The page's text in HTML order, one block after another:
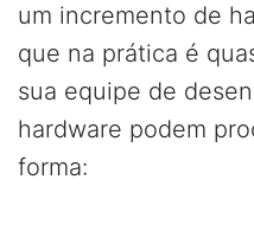
um incremento de
que na prática é
sua equipe de
hardware podem
forma: